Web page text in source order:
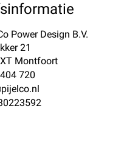
Power Design B.V.
21
Montfoort
720